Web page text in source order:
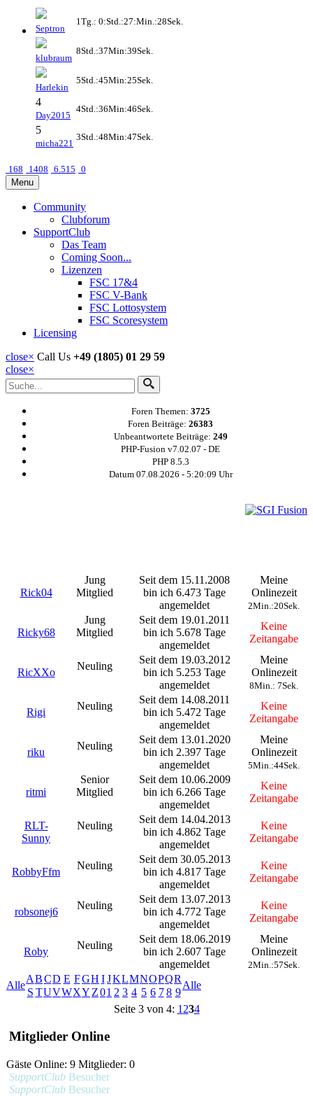
Septron
1Tg.: 0:Std.:27:Min.:28Sek.
klubraum
8Std.:37Min:39Sek.
Harlekin
5Std.:45Min:25Sek.
4
Day2015
4Std.:36Min:46Sek.
5
micha221
3Std.:48Min:47Sek.
168 1408 6.515 0
Menu
Community
Clubforum
SupportClub
Das Team
Coming Soon...
Lizenzen
FSC 17&4
FSC V-Bank
FSC Lottosystem
FSC Scoresystem
Licensing
close× Call Us +49 (1805) 01 29 59
close×
Foren Themen: 3725
Foren Beiträge: 26383
Unbeantwortete Beiträge: 249
PHP-Fusion v7.02.07 - DE
PHP 8.5.3
Datum 07.08.2026 - 5:20:10 Uhr
Rick04
Jung
Mitglied
Seit dem 15.11.2008
bin ich 6.473 Tage
angemeldet
Meine
Onlinezeit
2Min.:20Sek.
Ricky68
Jung
Mitglied
Seit dem 19.01.2011
bin ich 5.678 Tage
angemeldet
Keine
Zeitangabe
RicXXo
Neuling
Seit dem 19.03.2012
bin ich 5.253 Tage
angemeldet
Meine
Onlinezeit
8Min.: 7Sek.
Rigi
Neuling
Seit dem 14.08.2011
bin ich 5.472 Tage
angemeldet
Keine
Zeitangabe
riku
Neuling
Seit dem 13.01.2020
bin ich 2.397 Tage
angemeldet
Meine
Onlinezeit
5Min.:44Sek.
ritmi
Senior
Mitglied
Seit dem 10.06.2009
bin ich 6.266 Tage
angemeldet
Keine
Zeitangabe
RLT-
Sunny
Neuling
Seit dem 14.04.2013
bin ich 4.862 Tage
angemeldet
Keine
Zeitangabe
RobbyFfm
Neuling
Seit dem 30.05.2013
bin ich 4.817 Tage
angemeldet
Keine
Zeitangabe
robsonej6
Neuling
Seit dem 13.07.2013
bin ich 4.772 Tage
angemeldet
Keine
Zeitangabe
Roby
Neuling
Seit dem 18.06.2019
bin ich 2.607 Tage
angemeldet
Meine
Onlinezeit
2Min.:57Sek.
Alle
ABCD E FGH I JKLMNOPQR
Alle
S TUVWXYZ01 2 3 4 5 6 7 8 9
Seite 3 von 4: 1234
Mitglieder Online
Gäste Online: 9 Mitglieder: 0
SupportClub Besucher
SupportClub Besucher